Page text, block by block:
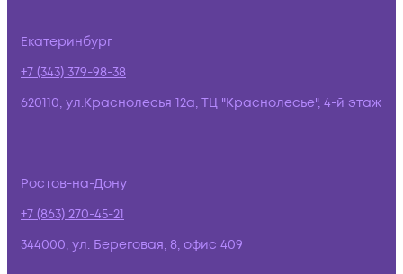
Екатеринбург
+7 (343) 379-98-38
620110, ул.Краснолесья 12а, ТЦ "Краснолесье", 4-й этаж
Ростов-на-Дону
+7 (863) 270-45-21
344000, ул. Береговая, 8, офис 409